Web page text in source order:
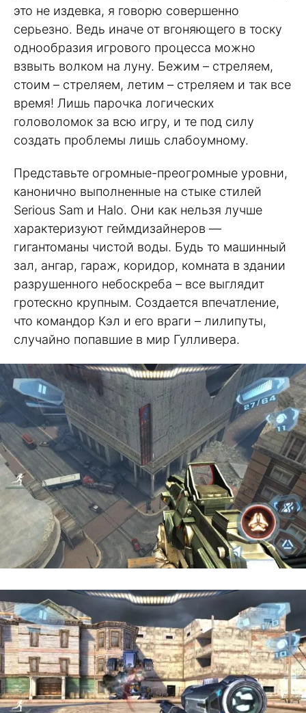
это не издевка, я говорю совершенно
серьезно. Ведь иначе от вгоняющего в тоску
однообразия игрового процесса можно
взвыть волком на луну. Бежим – стреляем,
стоим – стреляем, летим – стреляем и так все
время! Лишь парочка логических
головоломок за всю игру, и те под силу
создать проблемы лишь слабоумному.
Представьте огромные-преогромные уровни,
канонично выполненные на стыке стилей
Serious Sam и Halo. Они как нельзя лучше
характеризуют геймдизайнеров —
гигантоманы чистой воды. Будь то машинный
зал, ангар, гараж, коридор, комната в здании
разрушенного небоскреба – все выглядит
гротескно крупным. Создается впечатление,
что командор Кэл и его враги – лилипуты,
случайно попавшие в мир Гулливера.